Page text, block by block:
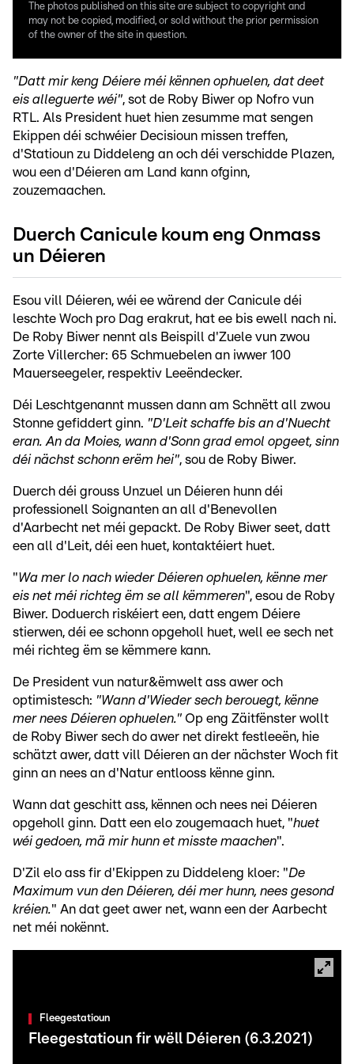
The photos published on this site are subject to copyright and
may not be copied, modified, or sold without the prior permission
of the owner of the site in question.
"Datt mir keng Déiere méi kënnen ophuelen, dat deet
eis alleguerte wéi", sot de Roby Biwer op Nofro vun
RTL. Als President huet hien zesumme mat sengen
Ekippen déi schwéier Decisioun missen treffen,
d'Statioun zu Diddeleng an och déi verschidde Plazen,
wou een d'Déieren am Land kann ofginn,
zouzemaachen.
Duerch Canicule koum eng Onmass
un Déieren
Esou vill Déieren, wéi ee wärend der Canicule déi
leschte Woch pro Dag erakrut, hat ee bis ewell nach ni.
De Roby Biwer nennt als Beispill d'Zuele vun zwou
Zorte Villercher: 65 Schmuebelen an iwwer 100
Mauerseegeler, respektiv Leeëndecker.
Déi Leschtgenannt mussen dann am Schnëtt all zwou
Stonne gefiddert ginn. "D'Leit schaffe bis an d'Nuecht
eran. An da Moies, wann d'Sonn grad emol opgeet, sinn
déi nächst schonn erëm hei", sou de Roby Biwer.
Duerch déi grouss Unzuel un Déieren hunn déi
professionell Soignanten an all d'Benevollen
d'Aarbecht net méi gepackt. De Roby Biwer seet, datt
een all d'Leit, déi een huet, kontaktéiert huet.
"Wa mer lo nach wieder Déieren ophuelen, kënne mer
eis net méi richteg ëm se all këmmeren", esou de Roby
Biwer. Doduerch riskéiert een, datt engem Déiere
stierwen, déi ee schonn opgeholl huet, well ee sech net
méi richteg ëm se këmmere kann.
De President vun natur&ëmwelt ass awer och
optimistesch: "Wann d'Wieder sech berouegt, kënne
mer nees Déieren ophuelen." Op eng Zäitfënster wollt
de Roby Biwer sech do awer net direkt festleeën, hie
schätzt awer, datt vill Déieren an der nächster Woch fit
ginn an nees an d'Natur entlooss kënne ginn.
Wann dat geschitt ass, kënnen och nees nei Déieren
opgeholl ginn. Datt een elo zougemaach huet, "huet
wéi gedoen, mä mir hunn et misste maachen".
D'Zil elo ass fir d'Ekippen zu Diddeleng kloer: "De
Maximum vun den Déieren, déi mer hunn, nees gesond
kréien." An dat geet awer net, wann een der Aarbecht
net méi nokënnt.
Fleegestatioun
Fleegestatioun fir wëll Déieren (6.3.2021)